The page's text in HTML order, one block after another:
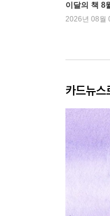
이달의 책 8
2026년 08월
카드뉴스